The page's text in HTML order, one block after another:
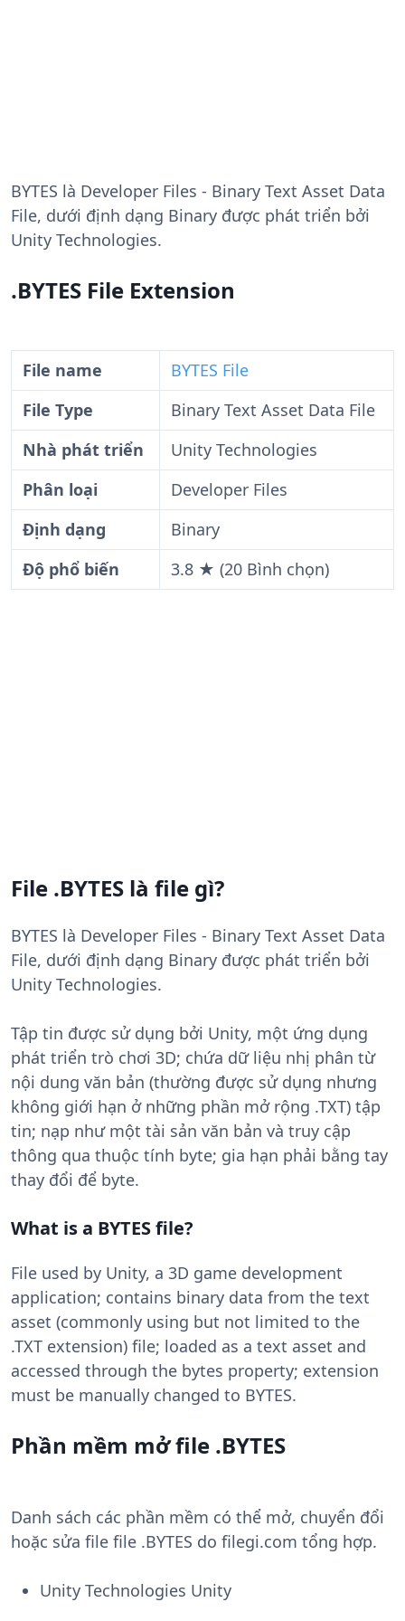
BYTES là Developer Files - Binary Text Asset Data
File, dưới định dạng Binary được phát triển bởi
Unity Technologies.
.BYTES File Extension
File name
BYTES File
File Type
Binary Text Asset Data File
Nhà phát triển
Unity Technologies
Phân loại
Developer Files
Định dạng
Binary
Độ phổ biến
3.8 ★ (20 Bình chọn)
File .BYTES là file gì?
BYTES là Developer Files - Binary Text Asset Data
File, dưới định dạng Binary được phát triển bởi
Unity Technologies.
Tập tin được sử dụng bởi Unity, một ứng dụng
phát triển trò chơi 3D; chứa dữ liệu nhị phân từ
nội dung văn bản (thường được sử dụng nhưng
không giới hạn ở những phần mở rộng .TXT) tập
tin; nạp như một tài sản văn bản và truy cập
thông qua thuộc tính byte; gia hạn phải bằng tay
thay đổi để byte.
What is a BYTES file?
File used by Unity, a 3D game development
application; contains binary data from the text
asset (commonly using but not limited to the
.TXT extension) file; loaded as a text asset and
accessed through the bytes property; extension
must be manually changed to BYTES.
Phần mềm mở file .BYTES
Danh sách các phần mềm có thể mở, chuyển đổi
hoặc sửa file file .BYTES do filegi.com tổng hợp.
Unity Technologies Unity